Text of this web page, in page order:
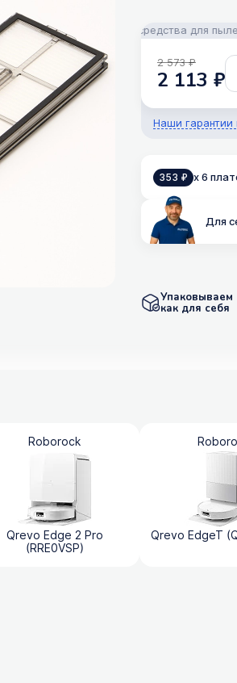
и моющие средства для
2 573 ₽
2 113 ₽
Наши гарантии
353 ₽ x 6
Для
Упаковываем
как для себя
Roborock
Qrevo Edge 2 Pro
(RRE0VSP)
Qrevo EdgeT